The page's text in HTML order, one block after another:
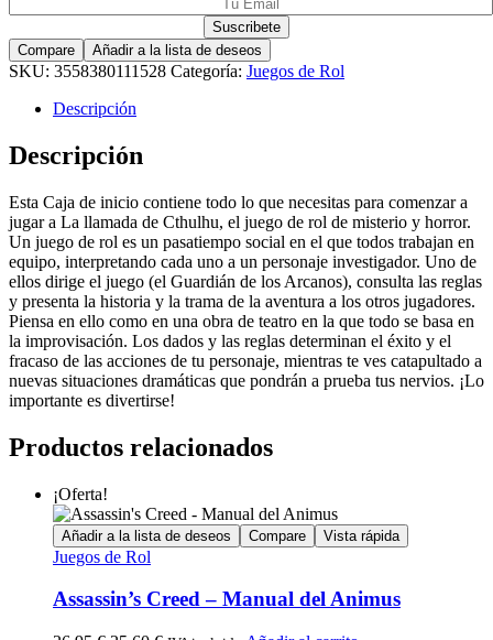
Compare Añadir a la lista de deseos
SKU: 3558380111528 Categoría: Juegos de Rol
Descripción
Descripción
Esta Caja de inicio contiene todo lo que necesitas para comenzar a
jugar a La llamada de Cthulhu, el juego de rol de misterio y horror.
Un juego de rol es un pasatiempo social en el que todos trabajan en
equipo, interpretando cada uno a un personaje investigador. Uno de
ellos dirige el juego (el Guardián de los Arcanos), consulta las reglas
y presenta la historia y la trama de la aventura a los otros jugadores.
Piensa en ello como en una obra de teatro en la que todo se basa en
la improvisación. Los dados y las reglas determinan el éxito y el
fracaso de las acciones de tu personaje, mientras te ves catapultado a
nuevas situaciones dramáticas que pondrán a prueba tus nervios. ¡Lo
importante es divertirse!
Productos relacionados
¡Oferta!
Añadir a la lista de deseos Compare Vista rápida
Juegos de Rol
Assassin’s Creed – Manual del Animus